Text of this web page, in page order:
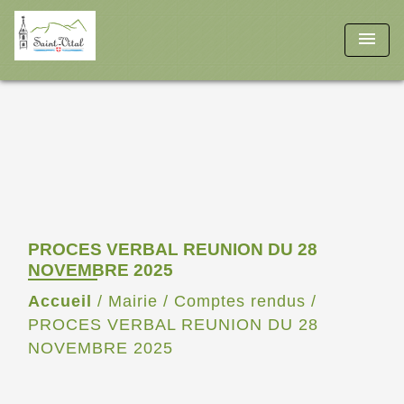
menu
PROCES VERBAL REUNION DU 28
NOVEMBRE 2025
Accueil / Mairie / Comptes rendus /
PROCES VERBAL REUNION DU 28
NOVEMBRE 2025